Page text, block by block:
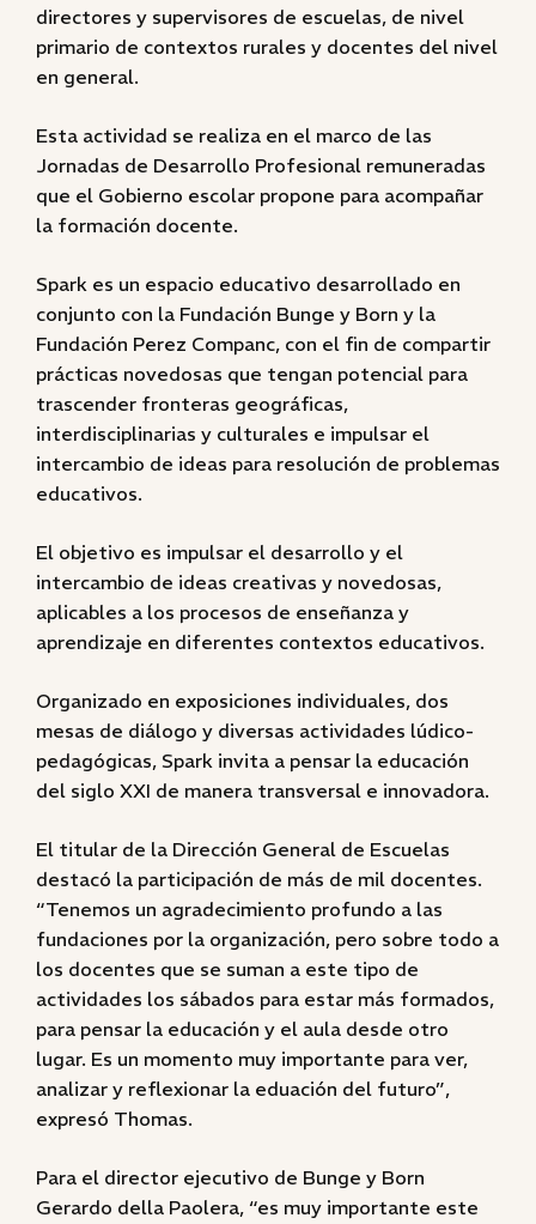
directores y supervisores de escuelas, de nivel
primario de contextos rurales y docentes del nivel
en general.
Esta actividad se realiza en el marco de las
Jornadas de Desarrollo Profesional remuneradas
que el Gobierno escolar propone para acompañar
la formación docente.
Spark es un espacio educativo desarrollado en
conjunto con la Fundación Bunge y Born y la
Fundación Perez Companc, con el fin de compartir
prácticas novedosas que tengan potencial para
trascender fronteras geográficas,
interdisciplinarias y culturales e impulsar el
intercambio de ideas para resolución de problemas
educativos.
El objetivo es impulsar el desarrollo y el
intercambio de ideas creativas y novedosas,
aplicables a los procesos de enseñanza y
aprendizaje en diferentes contextos educativos.
Organizado en exposiciones individuales, dos
mesas de diálogo y diversas actividades lúdico-
pedagógicas, Spark invita a pensar la educación
del siglo XXI de manera transversal e innovadora.
El titular de la Dirección General de Escuelas
destacó la participación de más de mil docentes.
“Tenemos un agradecimiento profundo a las
fundaciones por la organización, pero sobre todo a
los docentes que se suman a este tipo de
actividades los sábados para estar más formados,
para pensar la educación y el aula desde otro
lugar. Es un momento muy importante para ver,
analizar y reflexionar la eduación del futuro”,
expresó Thomas.
Para el director ejecutivo de Bunge y Born
Gerardo della Paolera, “es muy importante este